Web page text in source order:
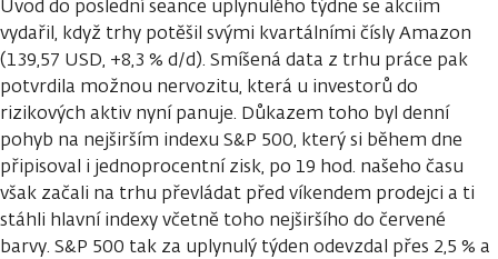
Úvod do poslední seance uplynulého týdne se akciím
vydařil, když trhy potěšil svými kvartálními čísly Amazon
(139,57 USD, +8,3 % d/d). Smíšená data z trhu práce pak
potvrdila možnou nervozitu, která u investorů do
rizikových aktiv nyní panuje. Důkazem toho byl denní
pohyb na nejširším indexu S&P 500, který si během dne
připisoval i jednoprocentní zisk, po 19 hod. našeho času
však začali na trhu převládat před víkendem prodejci a ti
stáhli hlavní indexy včetně toho nejširšího do červené
barvy. S&P 500 tak za uplynulý týden odevzdal přes 2,5 % a